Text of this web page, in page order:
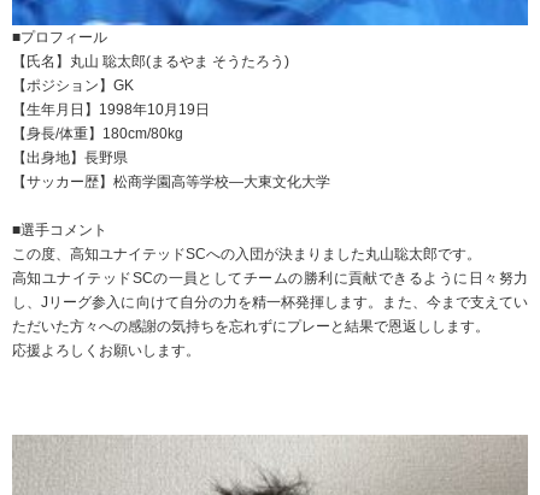
■プロフィール
【氏名】丸山 聡太郎(まるやま そうたろう)
【ポジション】GK
【生年月日】1998年10月19日
【身長/体重】180cm/80kg
【出身地】長野県
【サッカー歴】松商学園高等学校―大東文化大学
■選手コメント
この度、高知ユナイテッドSCへの入団が決まりました丸山聡太郎です。
高知ユナイテッドSCの一員としてチームの勝利に貢献できるように日々努力
し、Jリーグ参入に向けて自分の力を精一杯発揮します。また、今まで支えてい
ただいた方々への感謝の気持ちを忘れずにプレーと結果で恩返しします。
応援よろしくお願いします。